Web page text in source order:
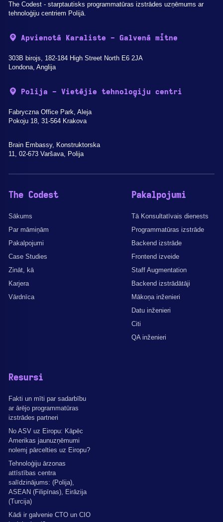
The Codest - starptautisks programmatūras izstrādes uzņēmums ar
tehnoloģiju centriem Polijā.
Apvienotā Karaliste - Galvenā mītne
303B birojs, 182-184 High Street North E6 2JA
Londona, Anglija
Polija - Vietējie tehnoloģiju centri
Fabryczna Office Park, Aleja
Pokoju 18, 31-564 Krakova
Brain Embassy, Konstruktorska
11, 02-673 Varšava, Polija
The Codest
Sākums
Par māmiņām
Pakalpojumi
Case Studies
Zināt, kā
Karjera
Vārdnīca
Pakalpojumi
Tā Konsultatīvais dienests
Programmatūras izstrāde
Backend izstrāde
Frontend izveide
Staff Augmentation
Backend izstrādātāji
Mākoņa inženieri
Datu inženieri
Citi
QA inženieri
Resursi
Fakti un mīti par sadarbību
ar ārējo programmatūras
izstrādes partneri
No ASV uz Eiropu: Kāpēc
Amerikas jaunuzņēmumi
nolemj pārcelties uz Eiropu?
Tehnoloģiju ārzonas
attīstības centra
salīdzinājums: (Polija),
ASEAN (Filipīnas), Eirāzija
(Turcija)
Kādi ir galvenie CTO un CIO